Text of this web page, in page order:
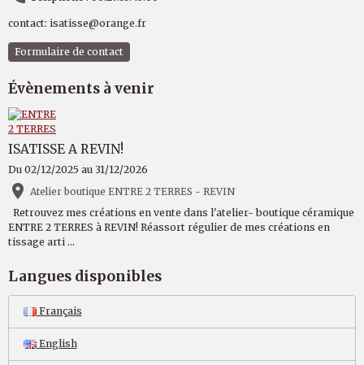
contact: isatisse@orange.fr
Formulaire de contact
Évènements à venir
ISATISSE A REVIN!
Du 02/12/2025 au 31/12/2026
Atelier boutique ENTRE 2 TERRES - REVIN
Retrouvez mes créations en vente dans l'atelier- boutique céramique
ENTRE 2 TERRES à REVIN! Réassort régulier de mes créations en
tissage arti ...
Langues disponibles
Français
English